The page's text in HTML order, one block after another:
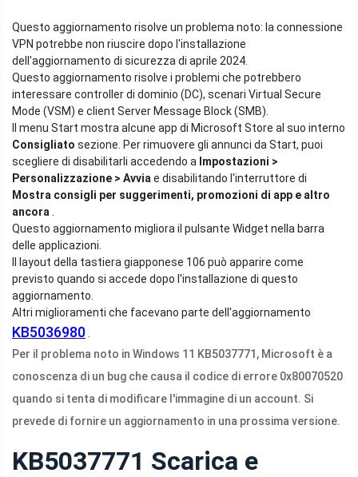
Questo aggiornamento risolve un problema noto: la connessione
VPN potrebbe non riuscire dopo l'installazione
dell'aggiornamento di sicurezza di aprile 2024.
Questo aggiornamento risolve i problemi che potrebbero
interessare controller di dominio (DC), scenari Virtual Secure
Mode (VSM) e client Server Message Block (SMB).
Il menu Start mostra alcune app di Microsoft Store al suo interno
Consigliato sezione. Per rimuovere gli annunci da Start, puoi
scegliere di disabilitarli accedendo a Impostazioni >
Personalizzazione > Avvia e disabilitando l'interruttore di
Mostra consigli per suggerimenti, promozioni di app e altro
ancora
Questo aggiornamento migliora il pulsante Widget nella barra
delle applicazioni.
Il layout della tastiera giapponese 106 può apparire come
previsto quando si accede dopo l'installazione di questo
aggiornamento.
Altri miglioramenti che facevano parte dell'aggiornamento
KB5036980
Per il problema noto in Windows 11 KB5037771, Microsoft è a
conoscenza di un bug che causa il codice di errore 0x80070520
quando si tenta di modificare l'immagine di un account. Si
prevede di fornire un aggiornamento in una prossima versione.
KB5037771 Scarica e